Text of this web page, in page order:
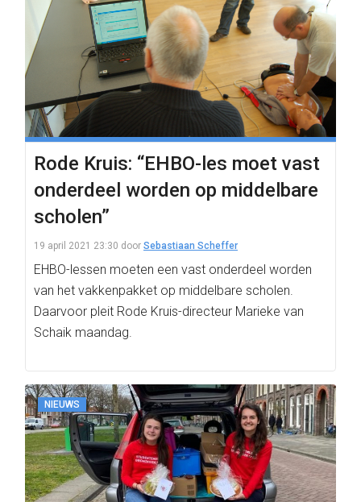
Rode Kruis: “EHBO-les moet vast
onderdeel worden op middelbare
scholen”
19 april 2021 23:30 door Sebastiaan Scheffer
EHBO-lessen moeten een vast onderdeel worden
van het vakkenpakket op middelbare scholen.
Daarvoor pleit Rode Kruis-directeur Marieke van
Schaik maandag.
NIEUWS